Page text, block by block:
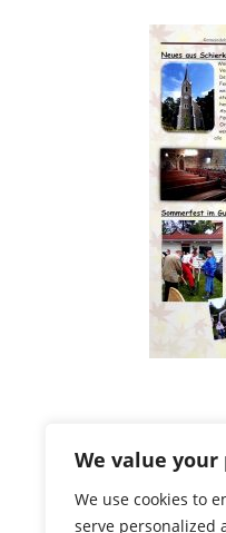
We value your
We use cookies to
serve personalized